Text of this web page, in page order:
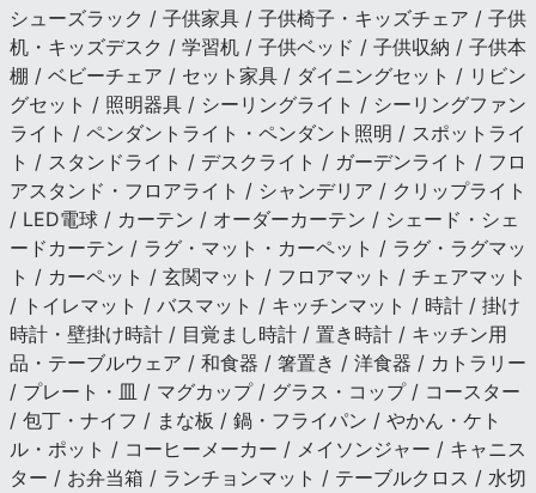
シューズラック / 子供家具 / 子供椅子・キッズチェア / 子供
机・キッズデスク / 学習机 / 子供ベッド / 子供収納 / 子供本
棚 / ベビーチェア / セット家具 / ダイニングセット / リビン
グセット / 照明器具 / シーリングライト / シーリングファン
ライト / ペンダントライト・ペンダント照明 / スポットライ
ト / スタンドライト / デスクライト / ガーデンライト / フロ
アスタンド・フロアライト / シャンデリア / クリップライト
/ LED電球 / カーテン / オーダーカーテン / シェード・シェ
ードカーテン / ラグ・マット・カーペット / ラグ・ラグマッ
ト / カーペット / 玄関マット / フロアマット / チェアマット
/ トイレマット / バスマット / キッチンマット / 時計 / 掛け
時計・壁掛け時計 / 目覚まし時計 / 置き時計 / キッチン用
品・テーブルウェア / 和食器 / 箸置き / 洋食器 / カトラリー
/ プレート・皿 / マグカップ / グラス・コップ / コースター
/ 包丁・ナイフ / まな板 / 鍋・フライパン / やかん・ケト
ル・ポット / コーヒーメーカー / メイソンジャー / キャニス
ター / お弁当箱 / ランチョンマット / テーブルクロス / 水切